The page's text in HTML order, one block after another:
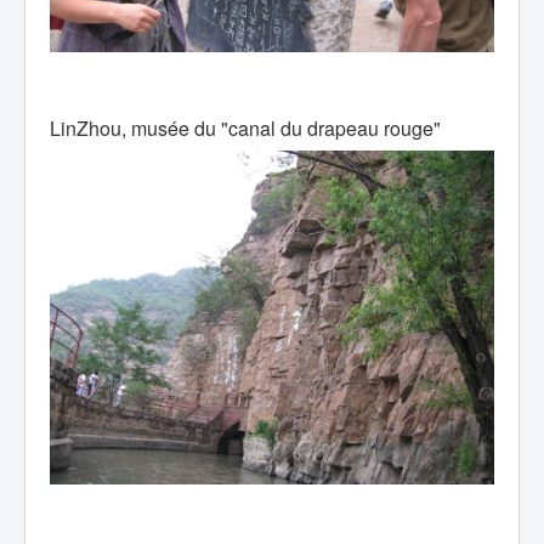
LinZhou, musée du "canal du drapeau rouge"